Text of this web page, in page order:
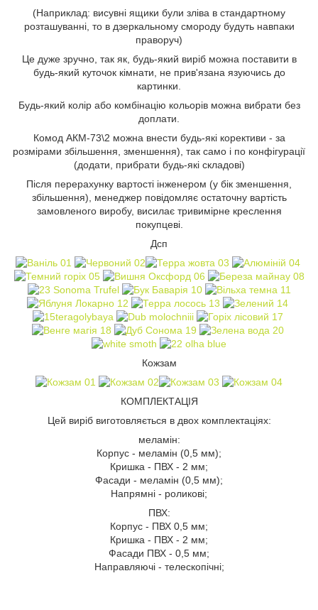
(Наприклад: висувні ящики були зліва в стандартному
розташуванні, то в дзеркальному смороду будуть навпаки
праворуч)
Це дуже зручно, так як, будь-який виріб можна поставити в
будь-який куточок кімнати, не прив'язана язуючись до
картинки.
Будь-який колір або комбінацію кольорів можна вибрати без
доплати.
Комод АКМ-73\2 можна внести будь-які корективи - за
розмірами збільшення, зменшення), так само і по конфігурації
(додати, прибрати будь-які складові)
Після перерахунку вартості інженером (у бік зменшення,
збільшення), менеджер повідомляє остаточну вартість
замовленого виробу, висилає тривимірне креслення
покупцеві.
Дсп
Кожзам
КОМПЛЕКТАЦІЯ
Цей виріб виготовляється в двох комплектаціях:
меламін:
Корпус - меламін (0,5 мм);
Кришка - ПВХ - 2 мм;
Фасади - меламін (0,5 мм);
Напрямні - роликові;
ПВХ:
Корпус - ПВХ 0,5 мм;
Кришка - ПВХ - 2 мм;
Фасади ПВХ - 0,5 мм;
Направляючі - телескопічні;